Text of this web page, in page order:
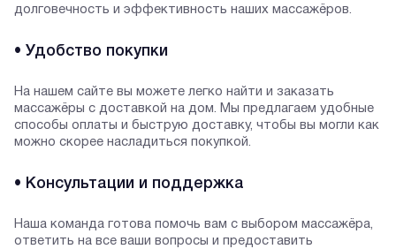
долговечность и эффективность наших массажёров.
• Удобство покупки
На нашем сайте вы можете легко найти и заказать
массажёры с доставкой на дом. Мы предлагаем удобные
способы оплаты и быструю доставку, чтобы вы могли как
можно скорее насладиться покупкой.
• Консультации и поддержка
Наша команда готова помочь вам с выбором массажёра,
ответить на все ваши вопросы и предоставить